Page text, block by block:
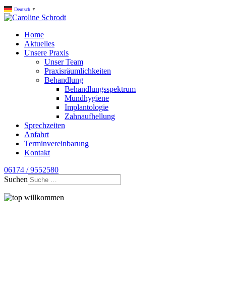
Deutsch ▼
Home
Aktuelles
Unsere Praxis
Unser Team
Praxisräumlichkeiten
Behandlung
Behandlungsspektrum
Mundhygiene
Implantologie
Zahnaufhellung
Sprechzeiten
Anfahrt
Terminvereinbarung
Kontakt
06174 / 9552580
Suchen